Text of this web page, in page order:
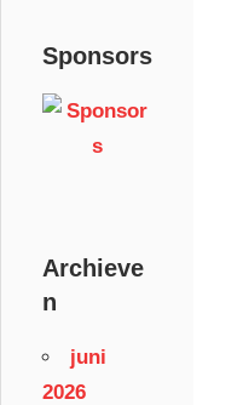
Sponsors
Archieve
n
juni
2026